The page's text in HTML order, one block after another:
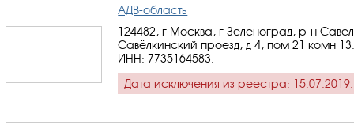
АДВ-область
124482, г Москва, г Зеленоград, р-н
Савёлкинский проезд, д 4, пом 21 комн
ИНН: 7735164583
Дата исключения из реестра: 15.07.2019.